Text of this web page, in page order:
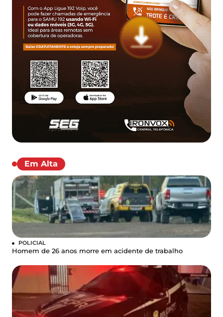
Em Alta
POLICIAL
Homem de 26 anos morre em acidente de trabalho